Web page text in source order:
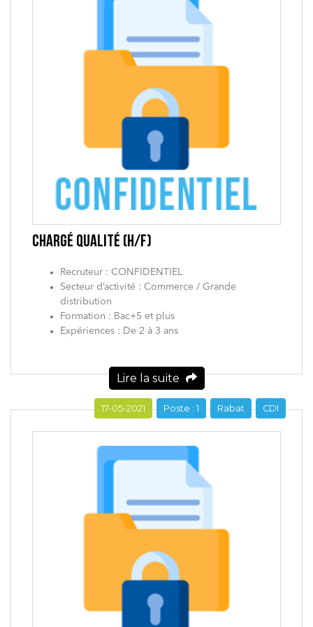
CHARGÉ QUALITÉ (H/F)
Recruteur : CONFIDENTIEL
Secteur d’activité : Commerce / Grande
distribution
Formation : Bac+5 et plus
Expériences : De 2 à 3 ans
Lire la suite
CDI
Rabat
Poste : 1
17-05-2021